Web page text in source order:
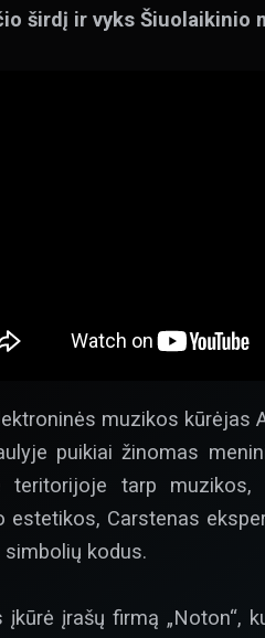
širdį ir vyks Šiuolaikinio
muzikos kūrėjas
puikiai žinomas
teritorijoje tarp
estetikos, Carstenas
simbolių kodus.
įkūrė įrašų firmą „Noton“,